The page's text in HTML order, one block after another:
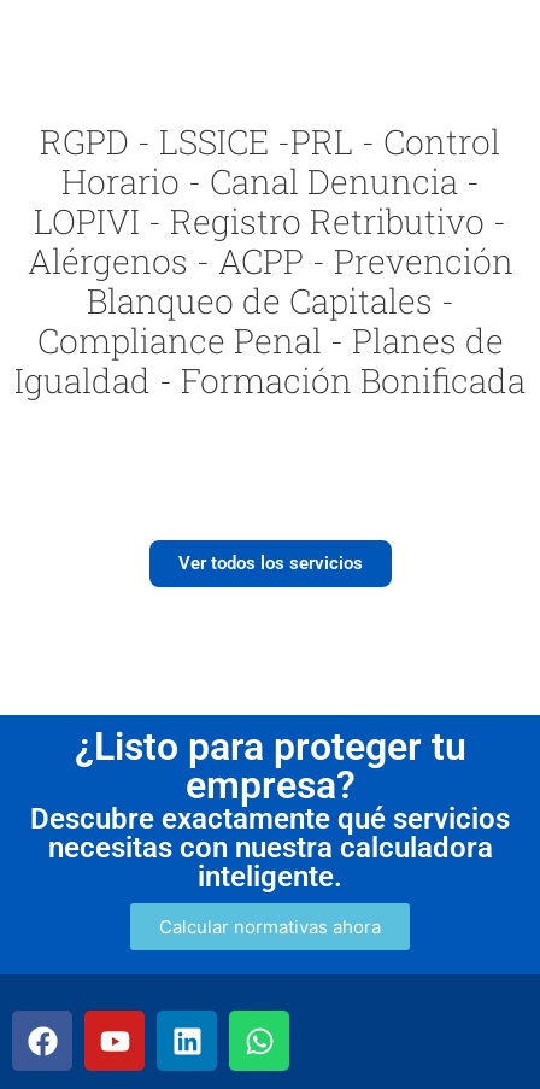
RGPD - LSSICE -PRL - Control
Horario - Canal Denuncia -
LOPIVI - Registro Retributivo -
Alérgenos - ACPP - Prevención
Blanqueo de Capitales -
Compliance Penal - Planes de
Igualdad - Formación Bonificada
Ver todos los servicios
¿Listo para proteger tu
empresa?
Descubre exactamente qué servicios
necesitas con nuestra calculadora
inteligente.
Calcular normativas ahora